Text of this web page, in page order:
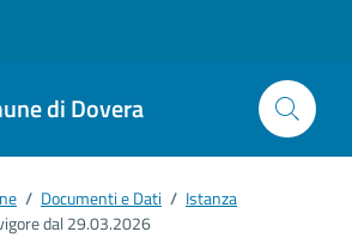
di Dovera
/ Documenti e Dati / Istanza
dal 29.03.2026